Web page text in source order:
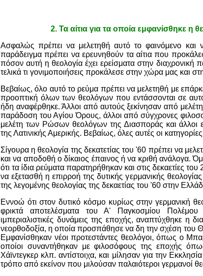
2.Τα αίτια για τα οποία εμφανίσθηκε η
Ασφαλώς πρέπει να μελετηθή αυτό το φαινόμενο και
παράδειγμα πρέπει να ερευνηθούν τα αίτια που
πόσον αυτή η θεολογία έχει ερείσματα στην διαχρονική
τελικά τι γονιμοποιήσεις προκάλεσε στην χώρα μας και
Βεβαίως, όλο αυτό το ρεύμα πρέπει να μελετηθή με
προοπτική όλων των θεολόγων που εντάσσονται σε
ήδη αναφέρθηκε. Άλλοι από αυτούς ξεκίνησαν από
παράδοση του Αγίου Όρους, άλλοι από σύγχρονες
μελέτη των Ρώσων θεολόγων της Διασποράς και άλλοι
της Λατινικής Αμερικής. Βεβαίως, όλες αυτές οι
Σίγουρα η θεολογία της δεκατετίας του '60 πρέπει να
και να αποδοθή ο δίκαιος έπαινος ή να κριθή
ότι τα ίδια ρεύματα παρατηρήθηκαν και στις δεκαετίες
να εξετασθή η επιρροή της δυτικής γερμανικής
της λεγομένης θεολογίας της δεκαετίας του '60 στην
Εννοώ ότι στον δυτικό κόσμο κυρίως στην γερμανική
φρικτά αποτελέσματα του Α' Παγκοσμίου Πολέμου
ιμπεριαλιστικές δυνάμεις της εποχής, αναπτύχθηκε η
νεορθοδοξία, η οποία προσπάθησε να δη την σχέση του
Εμφανίσθηκαν νέοι προτεστάντες θεολόγοι, όπως ο
οποίοι συναντήθηκαν με φιλοσόφους της εποχής
Χάϊντεγκερ κλπ. αντίστοιχα, και μίλησαν για την
τρόπο από εκείνον που μιλούσαν παλαιότεροι γερμανοί